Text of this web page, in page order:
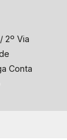
2º Via
Conta